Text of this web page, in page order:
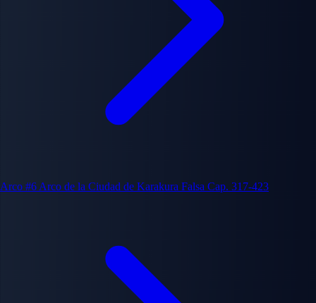
Arco #6 Arco de la Ciudad de Karakura Falsa Cap. 317-423